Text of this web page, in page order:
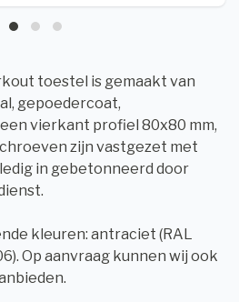
toestel is gemaakt van
gepoedercoat,
vierkant profiel 80x80 mm,
zijn vastgezet met
in gebetonneerd door
kleuren: antraciet (RAL
Op aanvraag kunnen wij ook